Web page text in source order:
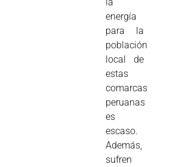
energía
para la
población
local de
estas
comarcas
peruanas
es
escaso.
Además,
sufren